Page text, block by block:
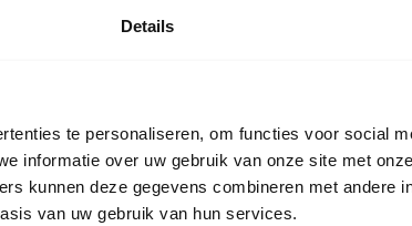
Details
te personaliseren, om functies voor social
informatie over uw gebruik van onze site met
kunnen deze gegevens combineren met andere
van uw gebruik van hun services.